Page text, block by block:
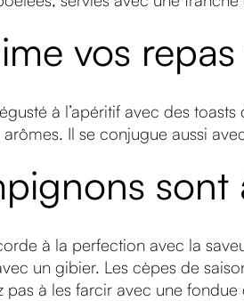
vos repas
à l’apéritif avec des
Il se conjugue aussi
sont
à la perfection avec la
un gibier. Les cèpes de
à les farcir avec une fondue